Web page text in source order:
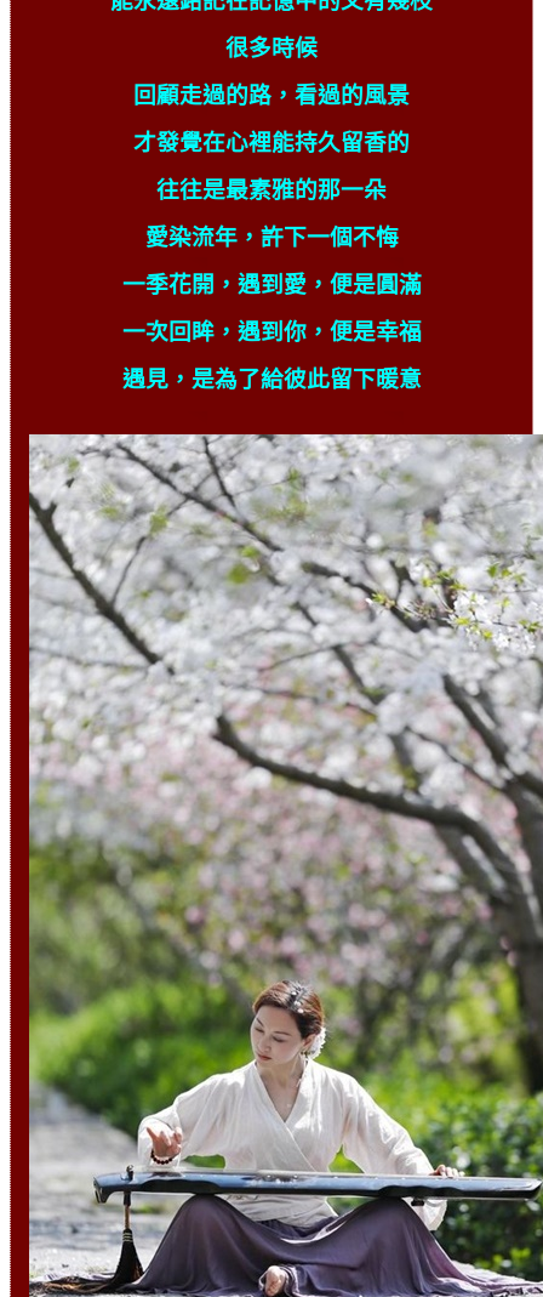
很多時候
回顧走過的路，看過的風景
才發覺在心裡能持久留香的
往往是最素雅的那一朵
愛染流年，許下一個不悔
一季花開，遇到愛，便是圓滿
一次回眸，遇到你，便是幸福
遇見，是為了給彼此留下暖意